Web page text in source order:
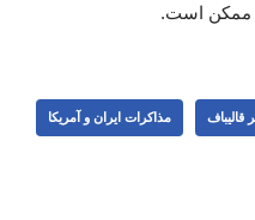
ممکن است.
قالیباف مذاکرات ایران و آمریکا